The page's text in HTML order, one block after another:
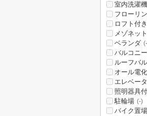
室内洗濯
フローリ
ロフト付き
メゾネット
ベランダ
バルコニー
ルーフバ
オール電化
エレベー
照明器具
駐輪場 (-)
バイク置